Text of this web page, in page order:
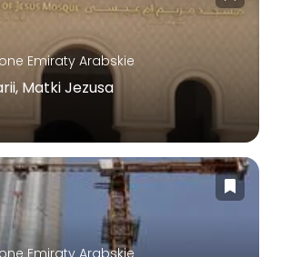
Emiraty Arabskie
Matki Jezusa
Emiraty Arabskie